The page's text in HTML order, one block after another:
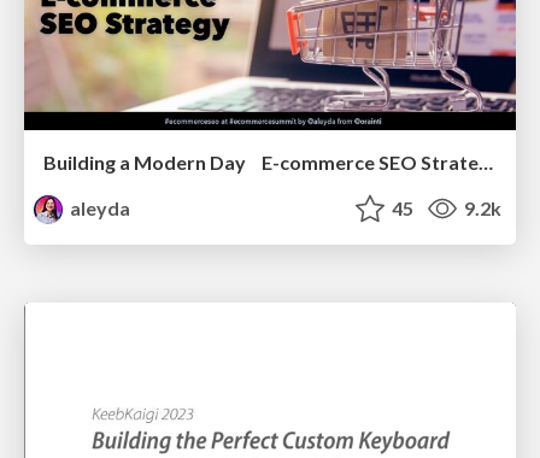
Building a Modern Day E-commerce SEO Strategy
aleyda
45 9.2k